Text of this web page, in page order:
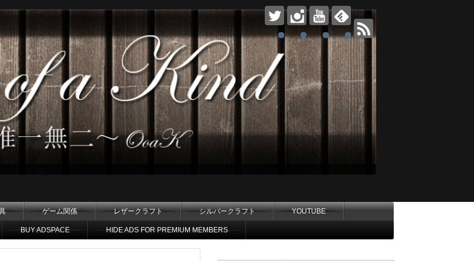
ゲーム関係 レザークラフト シルバークラフト YOUTUBE
BUY ADSPACE HIDE ADS FOR PREMIUM MEMBERS